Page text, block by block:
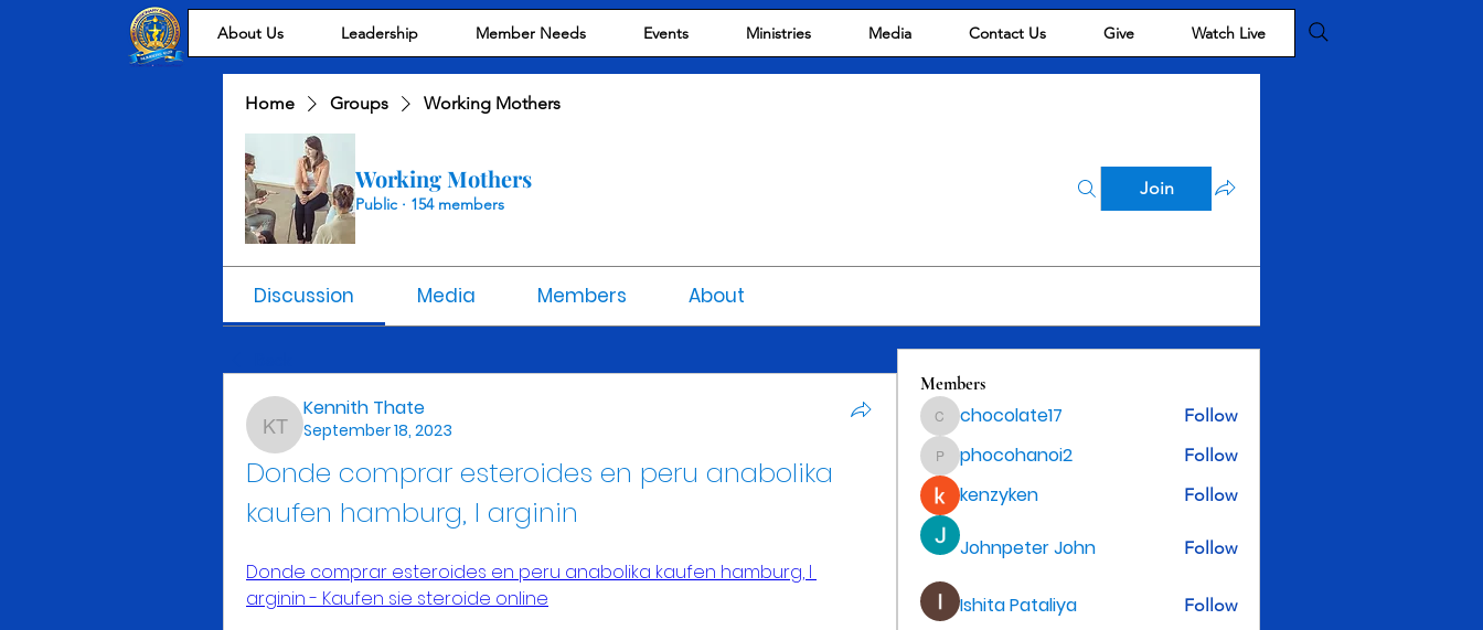
About Us Leadership Member Needs Events Ministries Media Contact Us Give Watch Live
Home Groups Working Mothers
Working Mothers
Public · 154 members
Join
Discussion Media Members About
Kennith Thate
Kennith Thate
September 18, 2023
Donde comprar esteroides en peru anabolika
kaufen hamburg, l arginin
Donde comprar esteroides en peru anabolika kaufen hamburg, l
arginin - Kaufen sie steroide online
Members
chocolate17
chocolate17 Follow
phocohanoi2
phocohanoi2 Follow
kenzyken Follow
Johnpeter John Follow
Ishita Pataliya
Follow